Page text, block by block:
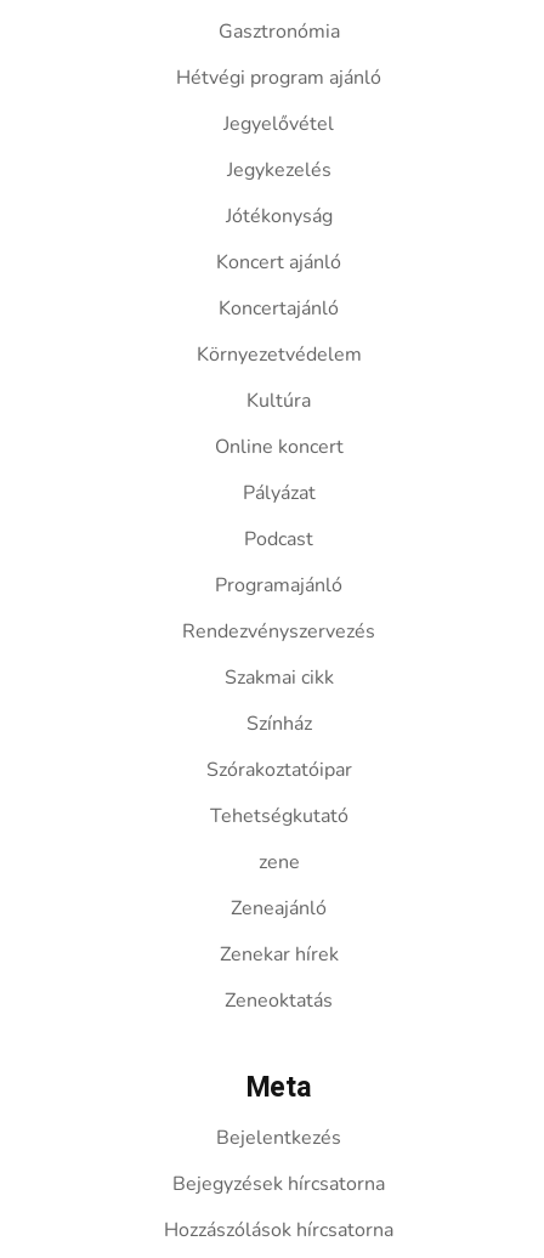
Gasztronómia
Hétvégi program ajánló
Jegyelővétel
Jegykezelés
Jótékonyság
Koncert ajánló
Koncertajánló
Környezetvédelem
Kultúra
Online koncert
Pályázat
Podcast
Programajánló
Rendezvényszervezés
Szakmai cikk
Színház
Szórakoztatóipar
Tehetségkutató
zene
Zeneajánló
Zenekar hírek
Zeneoktatás
Meta
Bejelentkezés
Bejegyzések hírcsatorna
Hozzászólások hírcsatorna